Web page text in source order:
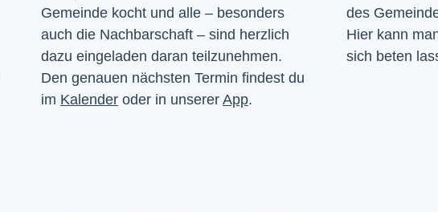
Gemeinde kocht und alle – besonders
auch die Nachbarschaft – sind herzlich
dazu eingeladen daran teilzunehmen.
Den genauen nächsten Termin findest du
im Kalender oder in unserer App.
des
Hier kann
sich beten